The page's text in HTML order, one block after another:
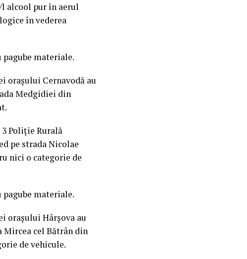
alcool pur în aerul
în vederea
materiale.
orașului Cernavodă au
Medgidiei din
Poliție Rurală
pe strada Nicolae
nici o categorie de
materiale.
orașului Hârșova au
Mircea cel Bătrân din
de vehicule.